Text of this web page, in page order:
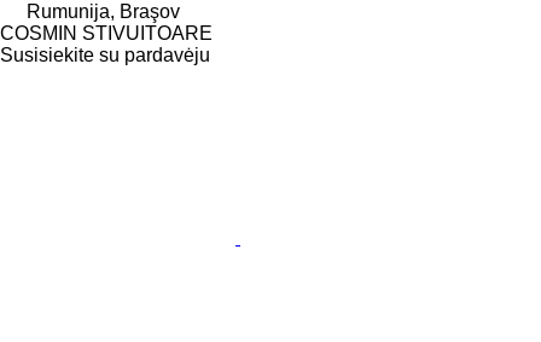
Rumunija, Braşov
COSMIN STIVUITOARE
Susisiekite su pardavėju